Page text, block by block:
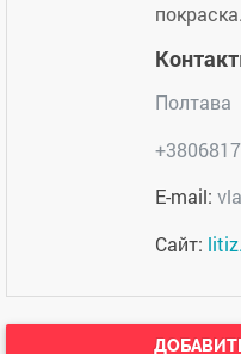
покраска.
Полтава
E-mail:
Сайт: